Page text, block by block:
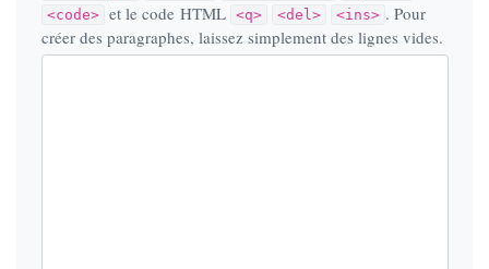
<code>
et le code HTML <q> <del> <ins> . Pour
créer des paragraphes, laissez simplement des lignes vides.